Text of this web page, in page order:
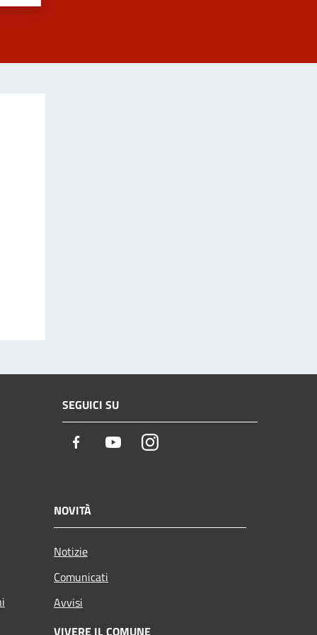
SEGUICI SU
Facebook YoutubeInstagram
NOVITÀ
Notizie
Comunicati
Avvisi
VIVERE IL COMUNE